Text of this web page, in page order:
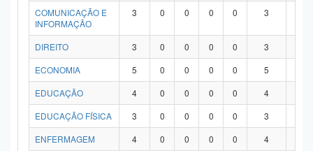
COMUNICAÇÃO E
INFORMAÇÃO
3 0 0 0 0 3
DIREITO 3 0 0 0 0 3
ECONOMIA
5 0 0 0 0 5
EDUCAÇÃO
4 0 0 0 0 4
EDUCAÇÃO FÍSICA
3 0 0 0 0 3
ENFERMAGEM
4 0 0 0 0 4